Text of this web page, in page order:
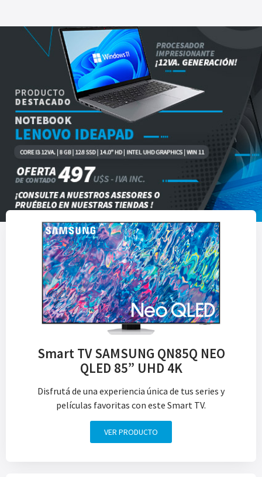
Smart TV SAMSUNG QN85Q NEO
QLED 85” UHD 4K
Disfrutá de una experiencia única de tus series y
películas favoritas con este Smart TV.
VER PRODUCTO